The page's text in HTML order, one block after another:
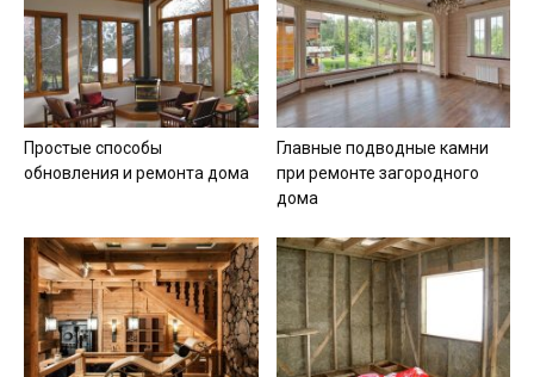
Простые способы
обновления и ремонта дома
Главные подводные камни
при ремонте загородного
дома